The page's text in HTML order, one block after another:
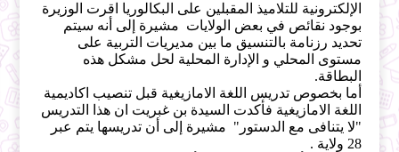
الإلكترونية للتلاميذ المقبلين على البكالوريا اقرت الوزيرة
بوجود نقائص في بعض الولايات مشيرة إلى أنه سيتم
تحديد رزنامة بالتنسيق ما بين مديريات التربية على
مستوى المحلي و الإدارة المحلية لحل مشكل هذه
البطاقة.
أما بخصوص تدريس اللغة الامازيغية قبل تنصيب اكاديمية
اللغة الامازيغية فأكدت السيدة بن غبريت ان هذا التدريس
"لا يتنافى مع الدستور" مشيرة إلى أن تدريسها يتم عبر
28 ولاية .